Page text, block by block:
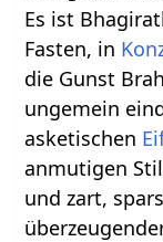
Es ist
Fasten, in
die Gunst
ungemein
asketischen
anmutigen
und zart,